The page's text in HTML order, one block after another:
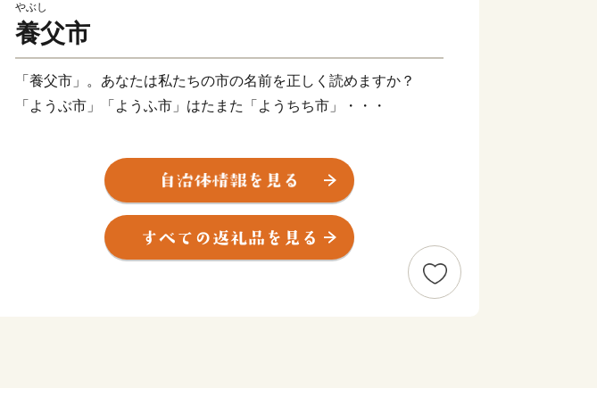
やぶし
養父市
「養父市」。あなたは私たちの市の名前を正しく読めますか？
「ようぶ市」「ようふ市」はたまた「ようちち市」・・・
正解は「やぶ市」と言います。漢字が難しすぎてあまり知られてい
ないのですが、実は色々と凄いんです！！
兵庫県の北部「但馬地域」の真ん中に位置する「養父（やぶ）市」
は、人口23,454人（令和元年５月現在）。兵庫県最高峰の氷ノ山